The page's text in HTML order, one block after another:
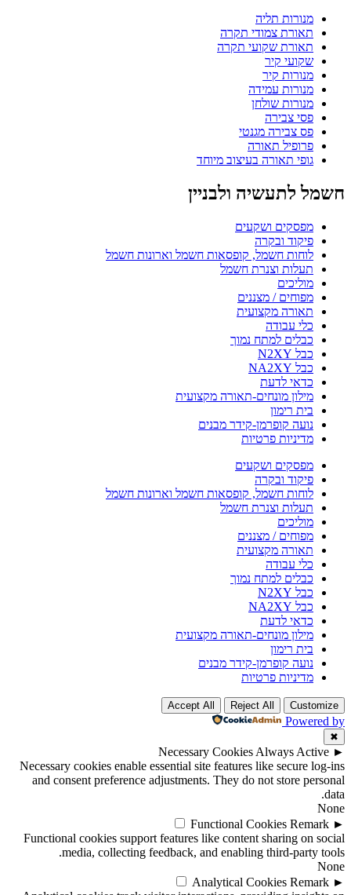
מנורות תליה
תאורת צמודי תקרה
תאורת שקועי תקרה
שקועי קיר
מנורות קיר
מנורות עמידה
מנורות שולחן
פסי צבירה
פס צבירה מגנטי
פרופיל תאורה
גופי תאורה בעיצוב מיוחד
חשמל לתעשיה ולבניין
מפסקים ושקעים
פיקוד ובקרה
לוחות חשמל, קופסאות חשמל וארונות חשמל
תעלות וצנרת חשמל
מוליכים
מפוחים / מצננים
תאורה מקצועית
כלי עבודה
כבלים למתח נמוך
כבל N2XY
כבל NA2XY
כדאי לדעת
מילון מונחים-תאורה מקצועית
בית רימון
נועה קופרמן-קידר מבנים
מדיניות פרטיות
מפסקים ושקעים
פיקוד ובקרה
לוחות חשמל, קופסאות חשמל וארונות חשמל
תעלות וצנרת חשמל
מוליכים
מפוחים / מצננים
תאורה מקצועית
כלי עבודה
כבלים למתח נמוך
כבל N2XY
כבל NA2XY
כדאי לדעת
מילון מונחים-תאורה מקצועית
בית רימון
נועה קופרמן-קידר מבנים
מדיניות פרטיות
Customize
Reject All
Accept All
Powered by
✖
►
Necessary Cookies Always Active
Necessary cookies enable essential site features like secure log-ins
and consent preference adjustments. They do not store personal
data.
None
►
Functional Cookies Remark
Functional cookies support features like content sharing on social
media, collecting feedback, and enabling third-party tools.
None
►
Analytical Cookies Remark